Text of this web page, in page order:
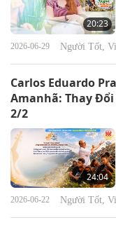
20:23
2026-06-29 Người Tốt,
Carlos Eduardo
Amanhã: Thay Đổi
2/2
24:04
2026-06-22 Người Tốt,